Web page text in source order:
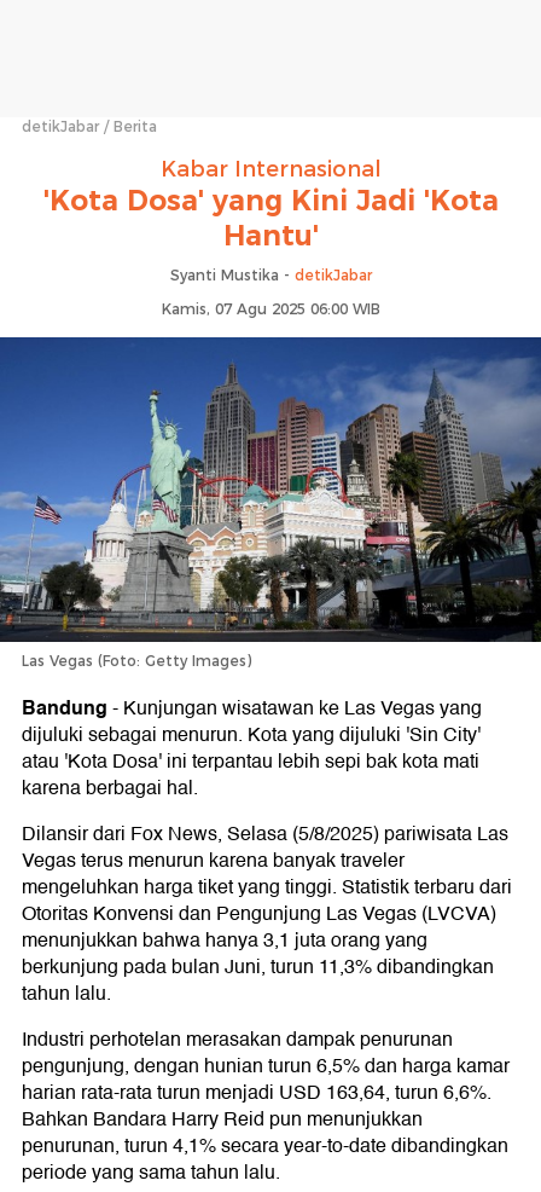
detikJabar Berita
Kabar Internasional
'Kota Dosa' yang Kini Jadi 'Kota
Hantu'
Syanti Mustika - detikJabar
Kamis, 07 Agu 2025 06:00 WIB
Las Vegas (Foto: Getty Images)
Bandung-Kunjungan wisatawan ke Las Vegas yang
dijuluki sebagai menurun. Kota yang dijuluki 'Sin City'
atau 'Kota Dosa' ini terpantau lebih sepi bak kota mati
karena berbagai hal.
Dilansir dari Fox News, Selasa (5/8/2025) pariwisata Las
Vegas terus menurun karena banyak traveler
mengeluhkan harga tiket yang tinggi. Statistik terbaru dari
Otoritas Konvensi dan Pengunjung Las Vegas (LVCVA)
menunjukkan bahwa hanya 3,1 juta orang yang
berkunjung pada bulan Juni, turun 11,3% dibandingkan
tahun lalu.
Industri perhotelan merasakan dampak penurunan
pengunjung, dengan hunian turun 6,5% dan harga kamar
harian rata-rata turun menjadi USD 163,64, turun 6,6%.
Bahkan Bandara Harry Reid pun menunjukkan
penurunan, turun 4,1% secara year-to-date dibandingkan
periode yang sama tahun lalu.